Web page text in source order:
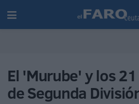
El 'Murube' y los
de Segunda